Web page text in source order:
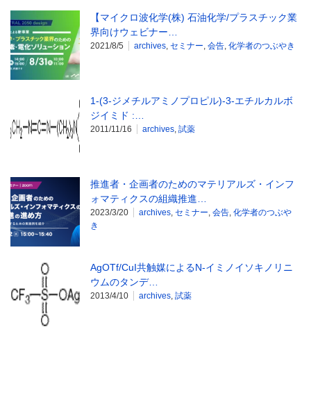
【マイクロ波化学(株) 石油化学/プラスチック業
界向けウェビナー…
2021/8/5 archives, セミナー, 会告, 化学者のつぶやき
1-(3-ジメチルアミノプロピル)-3-エチルカルボ
ジイミド :…
2011/11/16 archives, 試薬
推進者・企画者のためのマテリアルズ・インフ
ォマティクスの組織推進…
2023/3/20 archives, セミナー, 会告, 化学者のつぶや
き
AgOTf/CuI共触媒によるN-イミノイソキノリニ
ウムのタンデ…
2013/4/10 archives, 試薬